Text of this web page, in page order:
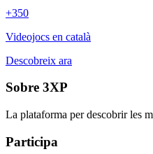
+350
Videojocs en català
Descobreix ara
Sobre 3XP
La plataforma per descobrir les
Participa